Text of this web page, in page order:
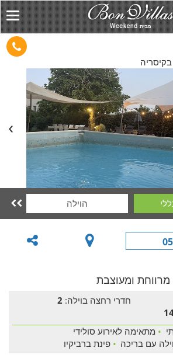
הוילה 
מרווחת ומעוצבת
חדרי רחצה בוילה: 2
• מתאימה לאירוע סולידי
וילה עם בריכה • פינת ברביקיו